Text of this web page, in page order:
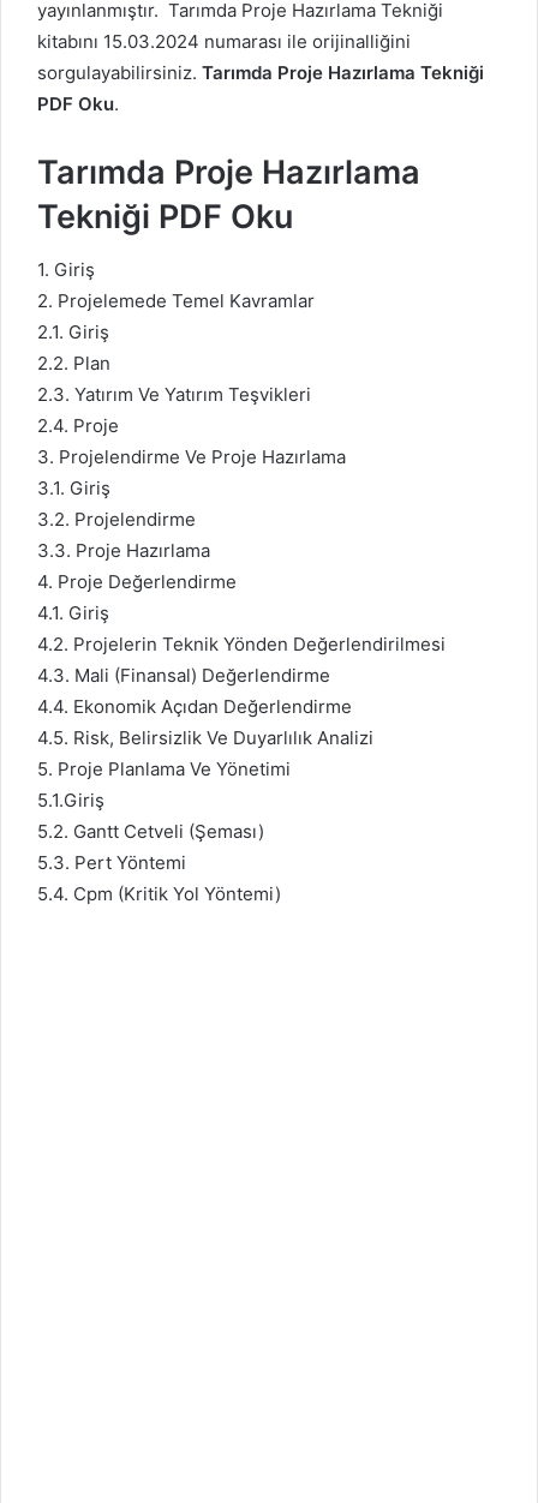
yayınlanmıştır. Tarımda Proje Hazırlama Tekniği
kitabını 15.03.2024 numarası ile orijinalliğini
sorgulayabilirsiniz. Tarımda Proje Hazırlama Tekniği
PDF Oku.
Tarımda Proje Hazırlama
Tekniği PDF Oku
1. Giriş
2. Projelemede Temel Kavramlar
2.1. Giriş
2.2. Plan
2.3. Yatırım Ve Yatırım Teşvikleri
2.4. Proje
3. Projelendirme Ve Proje Hazırlama
3.1. Giriş
3.2. Projelendirme
3.3. Proje Hazırlama
4. Proje Değerlendirme
4.1. Giriş
4.2. Projelerin Teknik Yönden Değerlendirilmesi
4.3. Mali (Finansal) Değerlendirme
4.4. Ekonomik Açıdan Değerlendirme
4.5. Risk, Belirsizlik Ve Duyarlılık Analizi
5. Proje Planlama Ve Yönetimi
5.1.Giriş
5.2. Gantt Cetveli (Şeması)
5.3. Pert Yöntemi
5.4. Cpm (Kritik Yol Yöntemi)